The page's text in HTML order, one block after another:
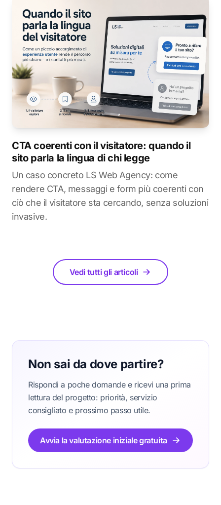
CTA coerenti con il visitatore: quando il
sito parla la lingua di chi legge
Un caso concreto LS Web Agency: come
rendere CTA, messaggi e form più coerenti con
ciò che il visitatore sta cercando, senza soluzioni
invasive.
Vedi tutti gli articoli
Non sai da dove partire?
Rispondi a poche domande e ricevi una prima
lettura del progetto: priorità, servizio
consigliato e prossimo passo utile.
Avvia la valutazione iniziale gratuita